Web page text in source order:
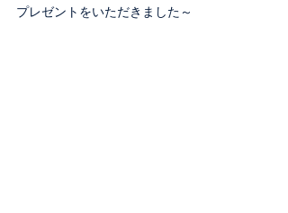
プレゼントをいただきました～